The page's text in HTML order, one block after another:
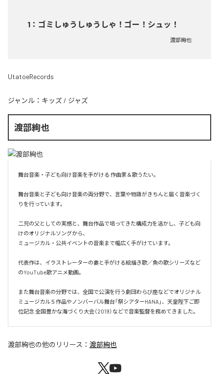
1 ： ゴミしゅうしゅうしゃ！ゴー！シュッ！
渡部絢也
UtatoeRecords
ジャンル： キッズ / ジャズ
渡部絢也
舞台音楽・子ども向け音楽を手がける 作曲家＆歌うたい。
舞台音楽と子ども向け音楽の両分野で、言葉や物語がきちんと届く音楽づく
りを行っています。
二児の父としての実感と、舞台作品で培ってきた構成力を活かし、子ども向
けのオリジナルソングから、
ミュージカル・公共イベントの音楽まで幅広く手がけています。
代表作は、イラストレーターの妻と手がける絵描き歌／魚の歌シリーズなど
のYouTube歌アニメ動画。
また舞台音楽の分野では、全国で公演を行う劇団わらび座などでオリジナル
ミュージカル５作品やノンバーバル舞台「祭シアターHANA」、天皇陛下ご即
位記念 全国豊かな海づくり大会（2019）などで音楽監督を務めてきました。
渡部絢也の他のリリース： 渡部絢也